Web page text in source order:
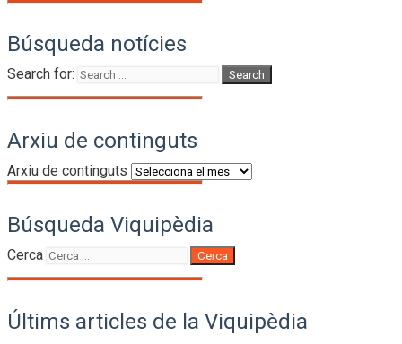
Búsqueda notícies
Search for:
Arxiu de continguts
Arxiu de continguts
Búsqueda Viquipèdia
Cerca Cerca
Últims articles de la Viquipèdia